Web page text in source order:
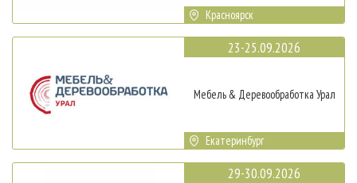
Красноярск
23-25.09.2026
Мебель & Деревообработка Урал
Екатеринбург
29-30.09.2026